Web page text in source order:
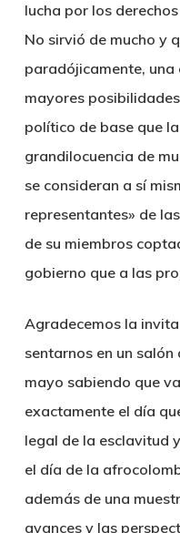
lucha por los
No sirvió de mucho y
paradójicamente, una
mayores
político de base que
grandilocuencia de
se consideran a sí
representantes» de
de su miembros
gobierno que a las
Agradecemos la
sentarnos en un
mayo sabiendo que
exactamente el día
legal de la esclavitud
el día de la
además de una
avances y las